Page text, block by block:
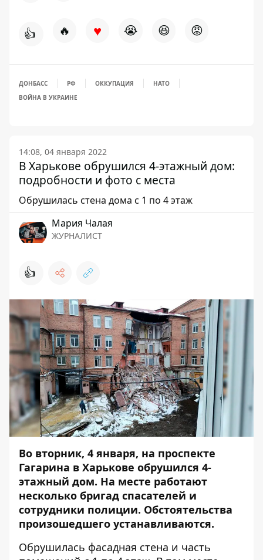
👍 🔥 ♥ 😭 😆 😡
ДОНБАСС РФ ОККУПАЦИЯ
НАТО
ВОЙНА В УКРАИНЕ
14:08, 04 января 2022
В Харькове обрушился 4-этажный дом:
подробности и фото с места
Обрушилась стена дома с 1 по 4 этаж
Мария Чалая
ЖУРНАЛИСТ
👍
Во вторник, 4 января, на проспекте
Гагарина в Харькове обрушился 4-
этажный дом. На месте работают
несколько бригад спасателей и
сотрудники полиции. Обстоятельства
произошедшего устанавливаются.
Обрушилась фасадная стена и часть